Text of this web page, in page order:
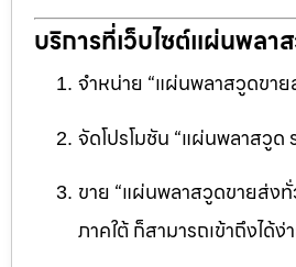
บริการที่เว็บไซต์แผ่นพลา
จำหน่าย “แผ่นพลาสวูดขา
จัดโปรโมชัน “แผ่นพลาสวู
ขาย “แผ่นพลาสวูดขายส่ง
ภาคใต้ ก็สามารถเข้าถึงได้ง่